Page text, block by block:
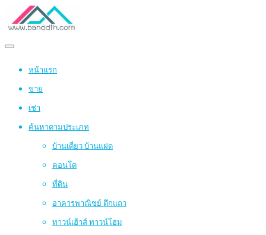
หน้าแรก
ขาย
เช่า
ค้นหาตามประเภท
บ้านเดี่ยว บ้านแฝด
คอนโด
ที่ดิน
อาคารพาณิชย์ ตึกแถว
ทาวน์เฮ้าส์ ทาวน์โฮม